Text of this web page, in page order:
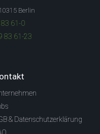
Berlin
61-0
83 61-23
& Datenschutzerklärung